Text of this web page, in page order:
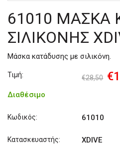
61010 ΜΑΣΚΑ
ΣΙΛΙΚΟΝΗΣ
Μάσκα κατάδυσης με σιλικόνη.
Τιμή: €28,50
Διαθέσιμο
Κωδικός: 61010
Κατασκευαστής: XDIVE